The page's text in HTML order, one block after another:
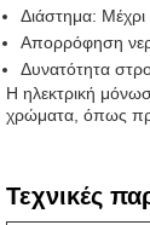
Διάστημα:
Απορρόφηση
Δυνατότητα
Η ηλεκτρική
χρώματα, όπως
Τεχνικές